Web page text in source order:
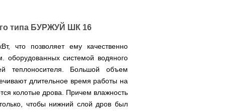
типа БУРЖУЙ ШК 16
что позволяет ему качественно
системой водяного
теплоносителя. Большой объем
длительное время работы на
колотые дрова. Причем влажность
чтобы нижний слой дров был